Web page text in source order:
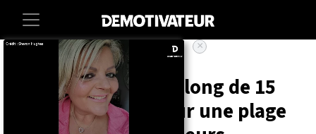
Societe Animaux
Vidéo : un cachalot long de 15
mètres s'échoue sur une plage
×